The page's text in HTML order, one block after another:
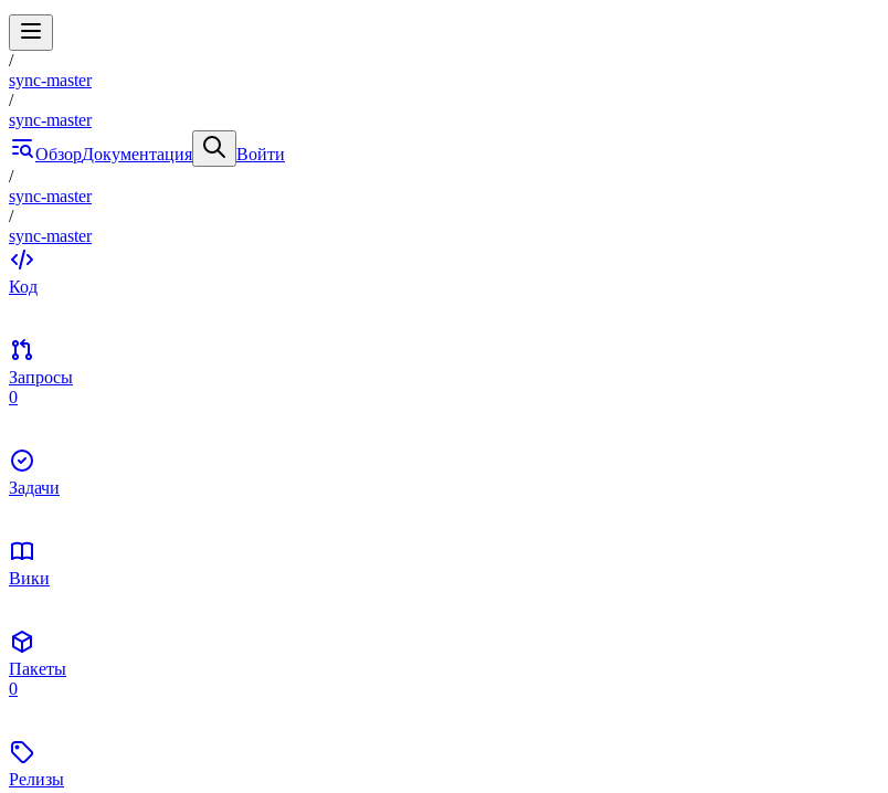
/
sync-master
/
sync-master
ОбзорДокументация
Войти
/
sync-master
/
sync-master
Код
Запросы
0
Задачи
Вики
Пакеты
0
Релизы